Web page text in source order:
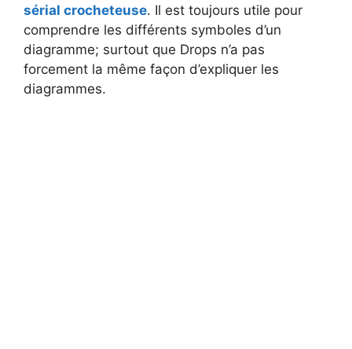
sérial crocheteuse. Il est toujours utile pour
comprendre les différents symboles d’un
diagramme; surtout que Drops n’a pas
forcement la même façon d’expliquer les
diagrammes.